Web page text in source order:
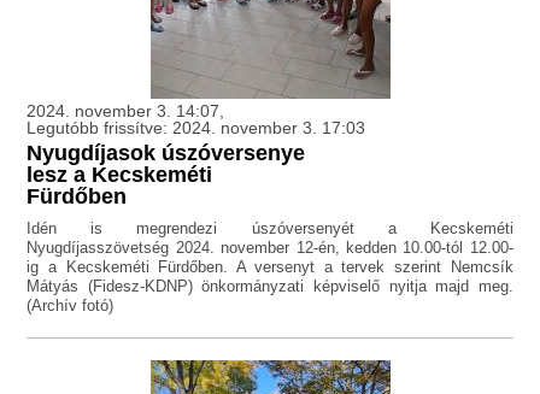
2024. november 3. 14:07,
Legutóbb frissítve: 2024. november 3. 17:03
Nyugdíjasok úszóversenye
lesz a Kecskeméti
Fürdőben
Idén is megrendezi úszóversenyét a Kecskeméti
Nyugdíjasszövetség 2024. november 12-én, kedden 10.00-tól 12.00-
ig a Kecskeméti Fürdőben. A versenyt a tervek szerint Nemcsík
Mátyás (Fidesz-KDNP) önkormányzati képviselő nyitja majd meg.
(Archív fotó)